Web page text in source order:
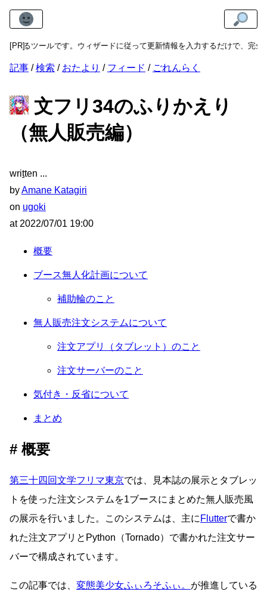
[PR]
です。ウィザードに従って更新情報を入力するだけで、完全に有効な
記事 検索 おたより フィード ごれんらく
文フリ34のふりかえり
（無人販売編）
written
byAmane Katagiri
on ugoki
at 2022/07/01 19:00
概要
ブース無人化計画について
補助輪のこと
無人販売注文システムについて
注文アプリ（タブレット）のこと
注文サーバーのこと
気付き・反省について
まとめ
概要
第三十四回文学フリマ東京では、見本誌の展示とタブレッ
トを使った注文システムを1ブースにまとめた無人販売風
の展示を行いました。このシステムは、主に Flutterで書か
れた注文アプリとPython（Tornado）で書かれた注文サー
バーで構成されています。
この記事では、 変態美少女ふぃろそふぃ。 が推進している